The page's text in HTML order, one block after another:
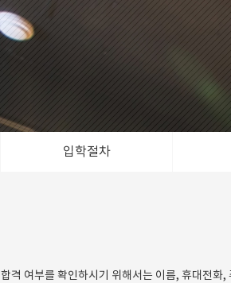
입학절차
합격 여부를 확인하시기 위해서는 이름, 휴대전화